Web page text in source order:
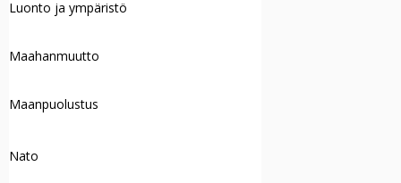
Luonto ja ympäristö
Maahanmuutto
Maanpuolustus
Nato